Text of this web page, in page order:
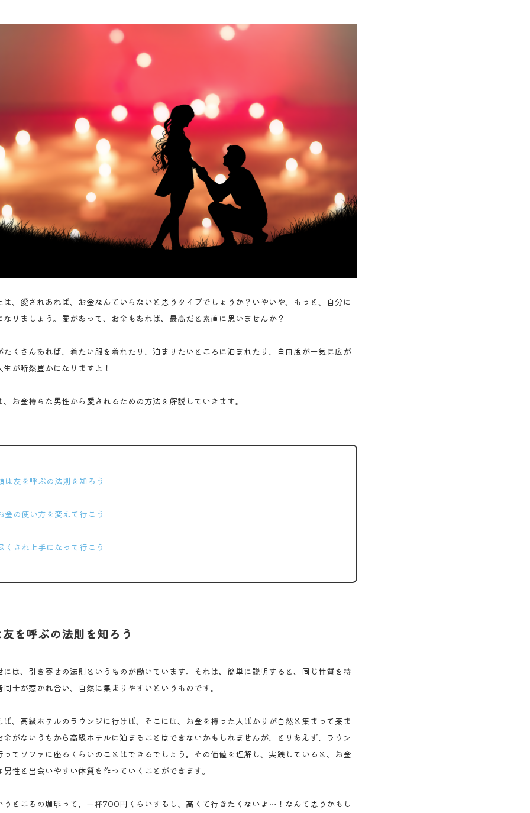
は、愛されあれば、お金なんていらないと思うタイプでしょうか？いやいや、もっと、自分に
なりましょう。愛があって、お金もあれば、最高だと素直に思いませんか？
たくさんあれば、着たい服を着れたり、泊まりたいところに泊まれたり、自由度が一気に広が
生が断然豊かになりますよ！
、お金持ちな男性から愛されるための方法を解説していきます。
は友を呼ぶの法則を知ろう
金の使い方を変えて行こう
くされ上手になって行こう
を呼ぶの法則を知ろう
には、引き寄せの法則というものが働いています。それは、簡単に説明すると、同じ性質を持
同士が惹かれ合い、自然に集まりやすいというものです。
ば、高級ホテルのラウンジに行けば、そこには、お金を持った人ばかりが自然と集まって来ま
金がないうちから高級ホテルに泊まることはできないかもしれませんが、とりあえず、ラウン
ってソファに座るくらいのことはできるでしょう。その価値を理解し、実践していると、お金
男性と出会いやすい体質を作っていくことができます。
うところの珈琲って、一杯700円くらいするし、高くて行きたくないよ…！なんて思うかもし